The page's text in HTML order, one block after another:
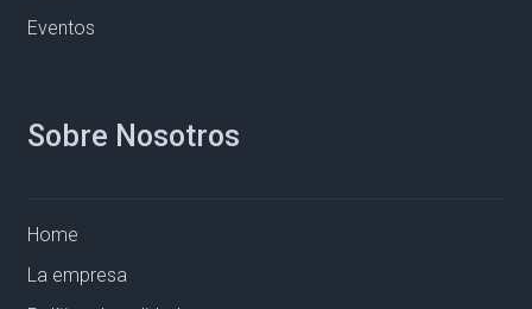
Eventos
Sobre Nosotros
Home
La empresa